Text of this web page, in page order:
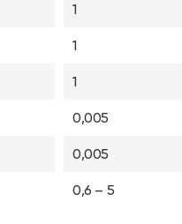
1
1
1
0,005
0,005
0,6 – 5